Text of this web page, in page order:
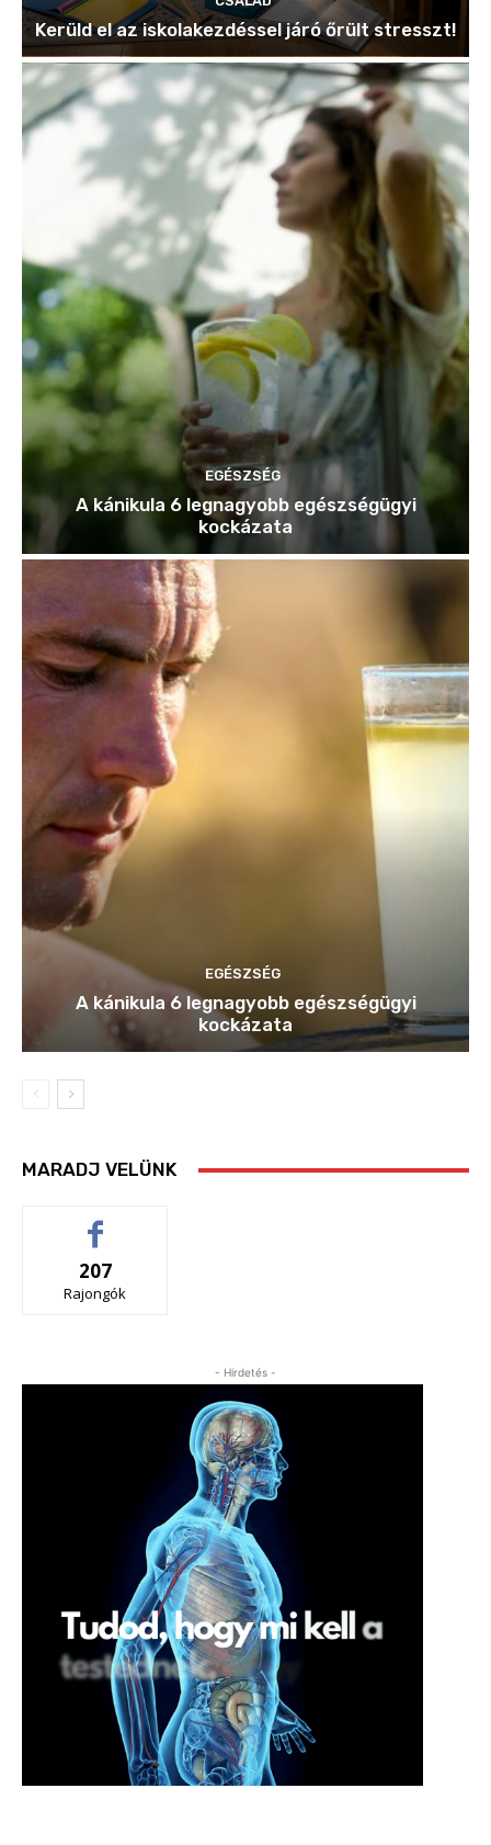
Kerüld el az iskolakezdéssel járó őrült stresszt!
EGÉSZSÉG
A kánikula 6 legnagyobb egészségügyi
kockázata
EGÉSZSÉG
A kánikula 6 legnagyobb egészségügyi
kockázata
MARADJ VELÜNK
207
Rajongók
- Hirdetés -